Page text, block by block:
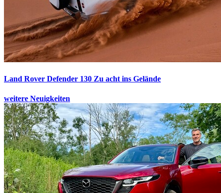
Land Rover Defender 130 Zu acht ins Gelände
weitere Neuigkeiten